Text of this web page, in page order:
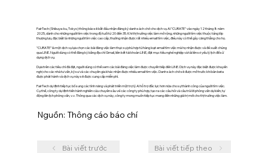
FairTech (Shibuya-ku, Tokyo) thông báo sẽ bắt đầu nhận đăng ký danh sách chờ cho dịch vụ AI "CURATE" vào ngày 12 tháng 8 năm
2025, dành cho những người tìm việc trong độ tuổi từ 20 đến 35. Khi thị trường việc làm mở rộng, những người tìm việc thuộc tầng lớp
thượng lưu, đặc biệt là những người tìm việc cao cấp, thường nhận được rất nhiều email tìm việc, điều này có thể gây căng thẳng cho họ.
"CURATE" là một dịch vụ lựa chọn các bài đăng việc làm thực sự phù hợp từ hàng loạt email tìm việc mà họ nhận được và đề xuất chúng
qua LINE. Người dùng có thể đăng ký bằng địa chỉ Gmail, liên kết tài khoản LINE, đặt mục tiêu nghề nghiệp và tải lên sơ yếu lý lịch để sử
dụng dịch vụ.
Dựa trên các tiêu chí đã đặt, người dùng có thể xem các bài đăng việc làm được chuyển tiếp đến LINE. Dịch vụ này đặc biệt được khuyến
nghị cho các nhà tư vấn, kỹ sư và các chuyên gia khác nhận được nhiều email tìm việc. Danh sách chờ sẽ được mở trước khi bản beta
được phát hành và dịch vụ này sẽ được cung cấp miễn phí.
FairTech dự định tiếp tục bổ sung các tính năng và phát triển một trợ lý AI hỗ trợ đắc lực hơn nữa cho sự thành công của người tìm việc.
Cụ thể, công ty dự định tiến hành nghiên cứu chuyên sâu về các công ty phù hợp, tạo ra các câu hỏi và câu trả lời phỏng vấn dự kiến, tự
động lên lịch phỏng vấn, v.v. Thông qua các dịch vụ này, công ty mong muốn tiếp tục mang đến những giá trị mới cho thị trường việc làm.
Nguồn: Thông cáo báo chí
Bài viết trước Bài viết tiếp theo